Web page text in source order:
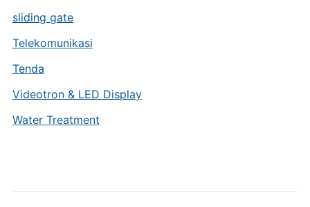
sliding gate
Telekomunikasi
Tenda
Videotron & LED Display
Water Treatment